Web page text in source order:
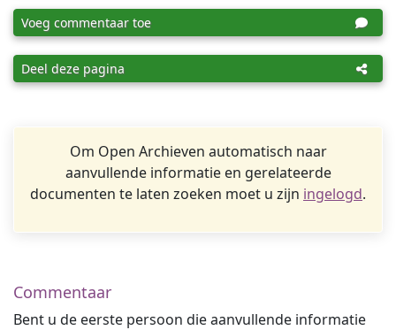
Voeg commentaar toe
Deel deze pagina
Om Open Archieven automatisch naar
aanvullende informatie en gerelateerde
documenten te laten zoeken moet u zijn ingelogd.
Commentaar
Bent u de eerste persoon die aanvullende informatie